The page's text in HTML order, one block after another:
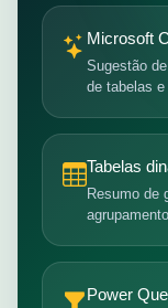
Microsoft
Sugestão
de tabelas
Tabelas
Resumo de
Power